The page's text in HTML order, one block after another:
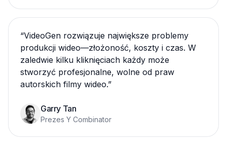
“VideoGen rozwiązuje największe problemy
produkcji wideo—złożoność, koszty i czas. W
zaledwie kilku kliknięciach każdy może
stworzyć profesjonalne, wolne od praw
autorskich filmy wideo.”
Garry Tan
Prezes Y Combinator